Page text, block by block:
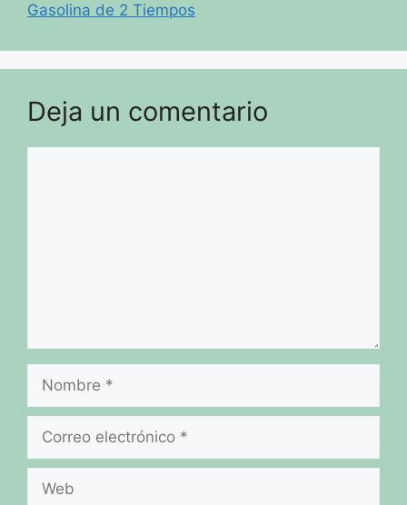
Gasolina de 2 Tiempos
Deja un comentario
Nombre
Correo
Web